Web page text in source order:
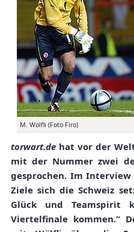
M. Wölfli (Foto Firo)
torwart.de hat vor der
mit der Nummer zwei
gesprochen. Im
Ziele sich die Schweiz
Glück und Teamspirit
Viertelfinale kommen.“